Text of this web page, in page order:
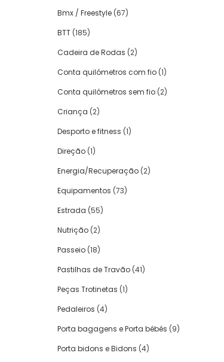
Bmx / Freestyle (67)
BTT (185)
Cadeira de Rodas (2)
Conta quilómetros com fio (1)
Conta quilómetros sem fio (2)
Criança (2)
Desporto e fitness (1)
Direção (1)
Energia/Recuperação (2)
Equipamentos (73)
Estrada (55)
Nutrição (2)
Passeio (18)
Pastilhas de Travão (41)
Peças Trotinetas (1)
Pedaleiros (4)
Porta bagagens e Porta bébés (9)
Porta bidons e Bidons (4)